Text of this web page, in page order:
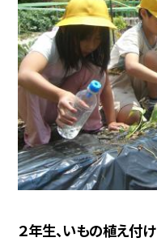
２年生、いもの植え付け